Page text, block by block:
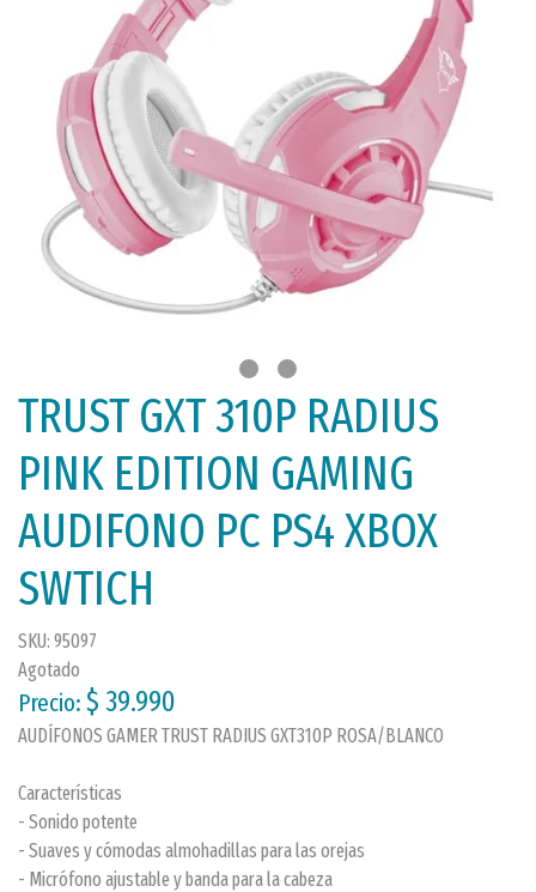
TRUST GXT 310P RADIUS
PINK EDITION GAMING
AUDIFONO PC PS4 XBOX
SWTICH
SKU: 95097
Agotado
Precio: $ 39.990
AUDÍFONOS GAMER TRUST RADIUS GXT310P ROSA/BLANCO
Características
- Sonido potente
- Suaves y cómodas almohadillas para las orejas
- Micrófono ajustable y banda para la cabeza